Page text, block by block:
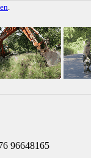
.
96648165